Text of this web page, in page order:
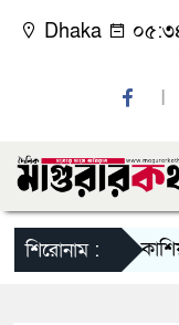
Dhaka
শিরোনাম :